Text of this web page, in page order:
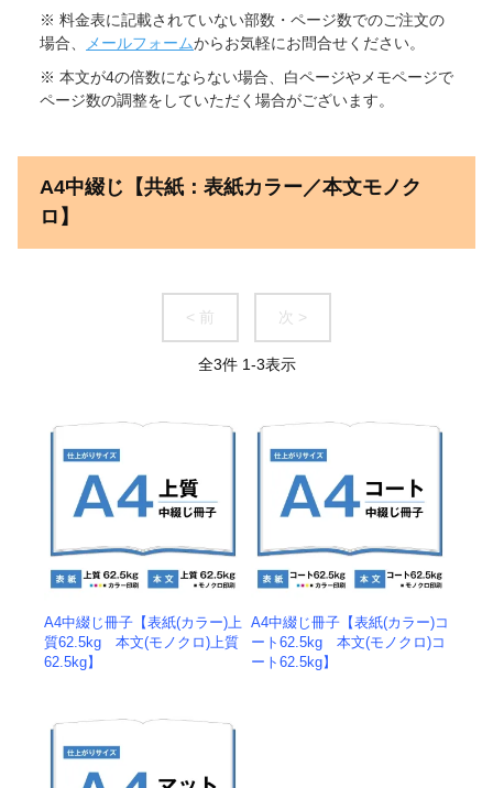
※ 料金表に記載されていない部数・ページ数でのご注文の
場合、
メールフォームからお気軽にお問合せください。
※ 本文が4の倍数にならない場合、白ページやメモページで
ページ数の調整をしていただく場合がございます。
A4中綴じ【共紙：表紙カラー／本文モノク
ロ】
< 前 次 >
全3件 1-3表示
A4中綴じ冊子【表紙(カラー)上
質62.5kg 本文(モノクロ)上質
62.5kg】
A4中綴じ冊子【表紙(カラー)コ
ート62.5kg 本文(モノクロ)コ
ート62.5kg】